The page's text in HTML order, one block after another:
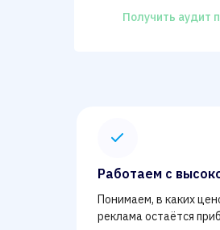
Получить аудит
Работаем с
Понимаем, в каких
реклама остаётся